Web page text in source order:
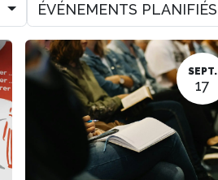
ÉVÉNEMENTS PLANIFIÉS
SEPT.
17